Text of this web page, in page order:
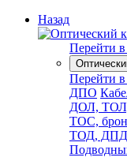
Назад
Перейти
Перейти
ДПО
ДОЛ, ТОЛ,
ТОС,
ТОД,